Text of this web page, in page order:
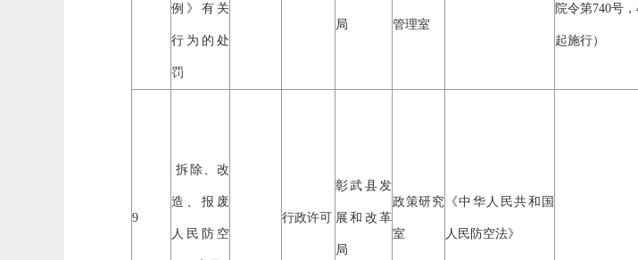
例》有关
行为的处
罚
局 管理室
院令第740号，
起施行）
9
拆除、改
造、报废
人民防空
行政许可
彰武县发
展和改革
局
政策研究
室
《中华人民共和国
人民防空法》